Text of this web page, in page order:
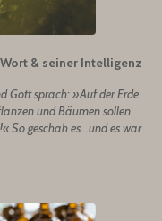
& seiner Intelligenz
Gott sprach: »Auf der Erde
und Bäumen sollen
So geschah es...und es war